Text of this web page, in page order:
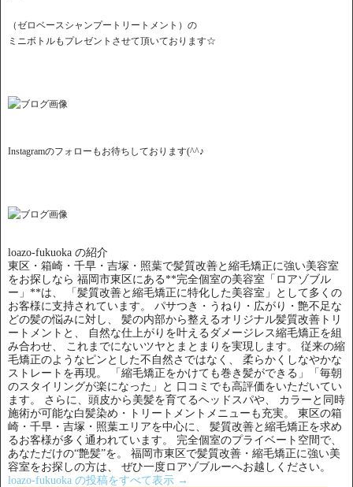
（ゼロベースシャンプートリートメント）の
ミニボトルもプレゼントさせて頂いております☆
Instagramのフォローもお待ちしております(^^♪
loazo-fukuoka の紹介
東区・箱崎・千早・吉塚・照葉で髪質改善と縮毛矯正に強い美容室
をお探しなら 福岡市東区にある**完全個室の美容室「ロアゾブル
ー」**は、 「髪質改善と縮毛矯正に特化した美容室」として多くの
お客様に支持されています。 パサつき・うねり・広がり・艶不足な
どの髪の悩みに対し、 髪の内部から整えるオリジナル髪質改善トリ
ートメントと、 自然な仕上がりを叶えるダメージレス縮毛矯正を組
み合わせ、 これまでにないツヤとまとまりを実現します。 従来の縮
毛矯正のようなピンとした不自然さではなく、 柔らかくしなやかな
ストレートを再現。 「縮毛矯正をかけても巻き髪ができる」「毎朝
のスタイリングが楽になった」と 口コミでも高評価をいただいてい
ます。 さらに、頭皮から美髪を育てるヘッドスパや、 カラーと同時
施術が可能な白髪染め・トリートメントメニューも充実。 東区の箱
崎・千早・吉塚・照葉エリアを中心に、 髪質改善と縮毛矯正を求め
るお客様が多く通われています。 完全個室のプライベート空間で、
あなただけの“艶髪”を。 福岡市東区で髪質改善・縮毛矯正に強い美
容室をお探しの方は、 ぜひ一度ロアゾブルーへお越しください。
loazo-fukuoka の投稿をすべて表示 →